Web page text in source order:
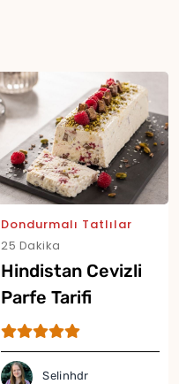
Dondurmalı Tatlılar
25 Dakika
Hindistan Cevizli
Parfe Tarifi
Selinhdr